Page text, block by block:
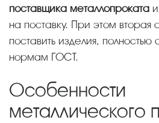
поставщика металлопроката
на поставку. При этом вторая
поставить изделия, полностью
нормам ГОСТ.
Особенности
металлического